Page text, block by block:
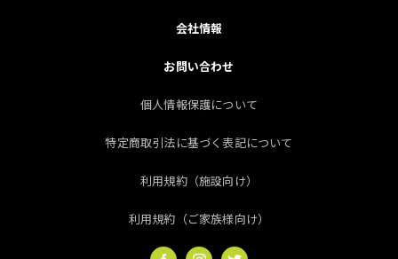
会社情報
お問い合わせ
個人情報保護について
特定商取引法に基づく表記について
利用規約（施設向け）
利用規約（ご家族様向け）